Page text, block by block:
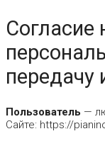
Согласие
передачу
Пользователь —
Сайте: https://